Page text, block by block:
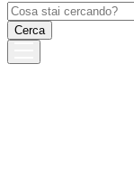
Ricerca
per: